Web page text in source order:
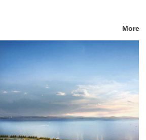
More